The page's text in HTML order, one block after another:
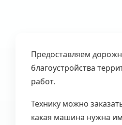
Предоставляем
благоустройства
работ.
Технику можно
какая машина нужна